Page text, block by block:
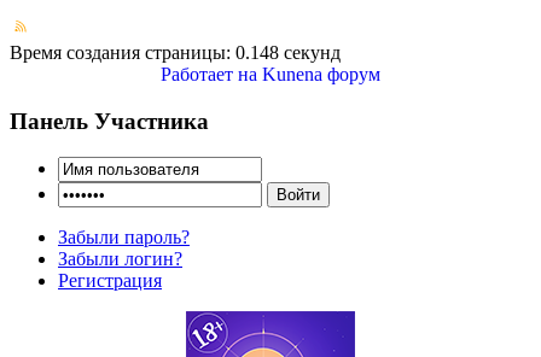
Время создания страницы: 0.148 секунд
Работает на Kunena форум
Панель Участника
Забыли пароль?
Забыли логин?
Регистрация